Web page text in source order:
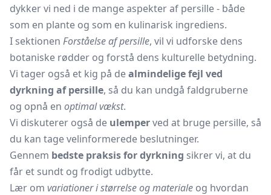
dykker vi ned i de mange aspekter af persille - både
som en plante og som en kulinarisk ingrediens.
I sektionen Forståelse af persille, vil vi udforske dens
botaniske rødder og forstå dens kulturelle betydning.
Vi tager også et kig på dealmindelige fejl ved
dyrkning af persille, så du kan undgå faldgruberne
og opnå en optimal vækst.
Vi diskuterer også de ulemperved at bruge persille, så
du kan tage velinformerede beslutninger.
Gennem bedste praksis for dyrkning sikrer vi, at du
får et sundt og frodigt udbytte.
Lær om variationer i størrelse og materiale og hvordan